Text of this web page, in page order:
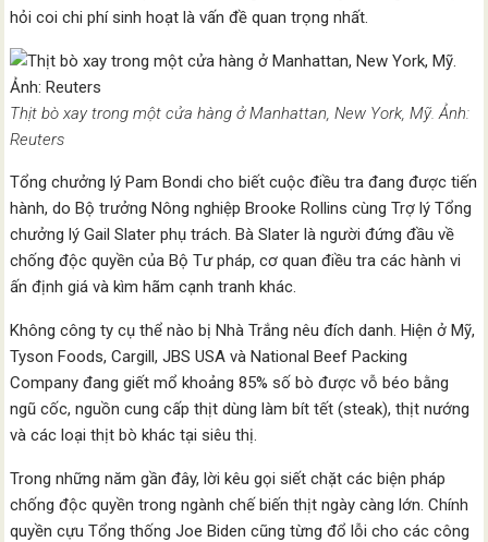
hỏi coi chi phí sinh hoạt là vấn đề quan trọng nhất.
Thịt bò xay trong một cửa hàng ở Manhattan, New York, Mỹ. Ảnh:
Reuters
Tổng chưởng lý Pam Bondi cho biết cuộc điều tra đang được tiến
hành, do Bộ trưởng Nông nghiệp Brooke Rollins cùng Trợ lý Tổng
chưởng lý Gail Slater phụ trách. Bà Slater là người đứng đầu về
chống độc quyền của Bộ Tư pháp, cơ quan điều tra các hành vi
ấn định giá và kìm hãm cạnh tranh khác.
Không công ty cụ thể nào bị Nhà Trắng nêu đích danh. Hiện ở Mỹ,
Tyson Foods, Cargill, JBS USA và National Beef Packing
Company đang giết mổ khoảng 85% số bò được vỗ béo bằng
ngũ cốc, nguồn cung cấp thịt dùng làm bít tết (steak), thịt nướng
và các loại thịt bò khác tại siêu thị.
Trong những năm gần đây, lời kêu gọi siết chặt các biện pháp
chống độc quyền trong ngành chế biến thịt ngày càng lớn. Chính
quyền cựu Tổng thống Joe Biden cũng từng đổ lỗi cho các công